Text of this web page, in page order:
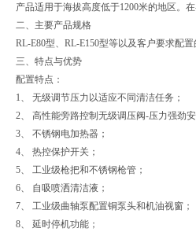
产品适用于海拔高度低于1200米的地区。
二、主要产品规格
RL-E80型、RL-E150型等以及客户要求配置
三、特点与优势
配置特点：
1、 无级调节压力以适应不同清洁任务；
2、 高性能旁路控制无级调压阀-压力强劲安
3、 不锈钢电加热器；
4、 热控保护开关；
5、 工业级枪把和不锈钢枪管；
6、 自吸喷洒清洁液；
7、 工业级曲轴泵配置铜泵头和机油视窗；
8、 延时停机功能；